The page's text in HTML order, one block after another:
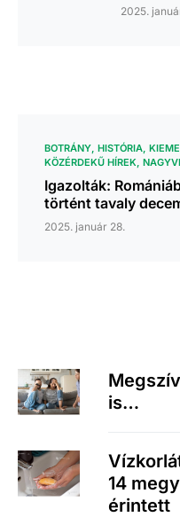
2025.
BOTRÁNY HISTÓRIA
KÖZÉRDEKŰ HÍREK
Igazolták:
történt tavaly
2025. január 28.
is…
14
érintett